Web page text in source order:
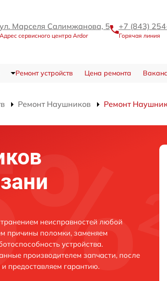
ул. Марселя Салимжанова, 5
Адрес сервисного центра Ardor
+7 (843)
Горячая линия
Ремонт устройств Цена ремонта
Ремонт Наушников Ремонт
неисправностей любой
причины поломки, заменяем
устройства.
производителем запчасти, после
предоставляем гарантию.